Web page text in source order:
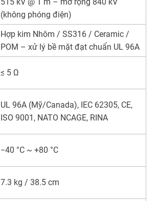
(không phóng điện)
Hợp kim Nhôm / SS316 / Ceramic /
POM – xử lý bề mặt đạt chuẩn UL 96A
≤ 5 Ω
UL 96A (Mỹ/Canada), IEC 62305, CE,
ISO 9001, NATO NCAGE, RINA
−40 °C ~ +80 °C
7.3 kg / 38.5 cm